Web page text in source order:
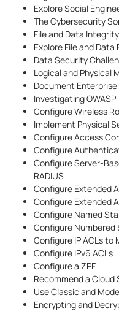
Explore Social
The Cybersecurity
File and Data
Explore File and
Data Security
Logical and Physical
Document
Investigating OWASP
Configure Wireless
Implement Physical
Configure Access
Configure
Configure Server-
RADIUS
Configure Extended
Configure Extended
Configure Named
Configure Numbered
Configure IP ACLs
Configure IPv6 ACLs
Configure a ZPF
Recommend a
Use Classic and
Encrypting and